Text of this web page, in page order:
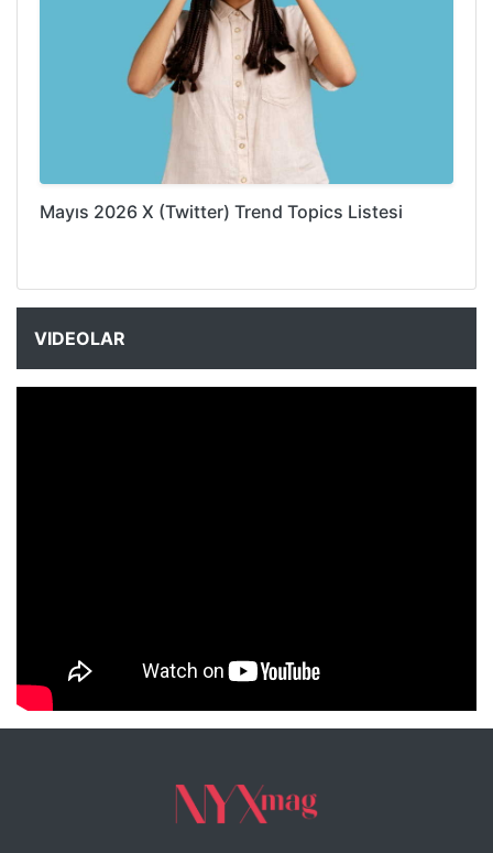
Mayıs 2026 X (Twitter) Trend Topics Listesi
VIDEOLAR
NYXmag 2. Yaş Kutlama Etkinliği